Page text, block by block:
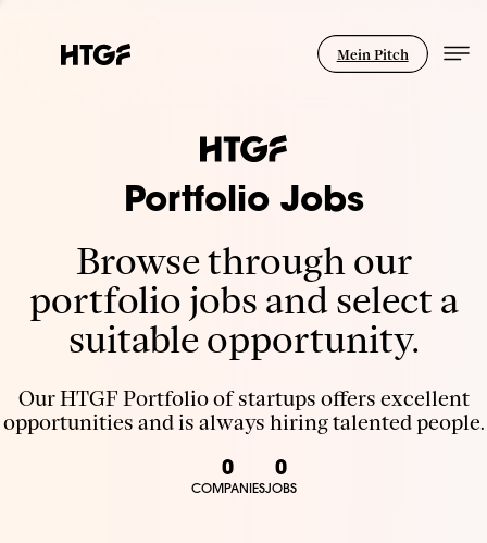
Mein Pitch
Portfolio Jobs
Browse through our
portfolio jobs and select a
suitable opportunity.
Our HTGF Portfolio of startups offers excellent
opportunities and is always hiring talented people.
0
COMPANIES
0
JOBS